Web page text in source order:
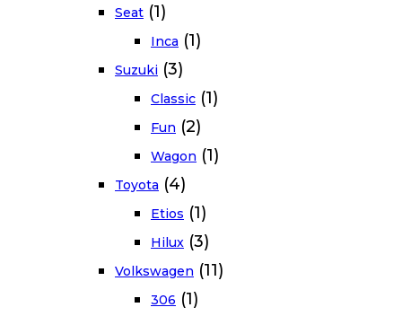
Seat (1)
Inca (1)
Suzuki (3)
Classic (1)
Fun (2)
Wagon (1)
Toyota (4)
Etios (1)
Hilux (3)
Volkswagen (11)
306 (1)